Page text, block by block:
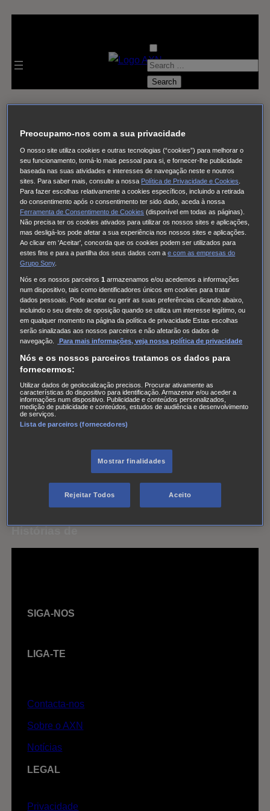
S
c
f
o
r
:
Selecciona
July 2026June 2026April
2026March 2026February 2026January
2026November 2025October 2025September
2025
August 2025 July 2025June 2025 May
2025April 2025March 2025February 2025January
2025November 2024September 2024July 2024
2024April 2024March 2024February 2024January
2023August 2023July 2023June 2023 May
2023April 2023March 2023February 2023January
2023December 2022November 2022October
2022
September 2022August 2022July 2022June
2022 May 2022April 2022March 2022February
2022January 2022
2021October 2021September 2021July 2021
2021May 2021April 2021March 2021February
2021
January 2021 December 2020
April 2017March 2017February 2017
2016September 2016August 2016July 2016
May 2016
Histórias de
SIGA-NOS
LIGA-TE
Contacta-nos
Sobre o AXN
Notícias
LEGAL
Privacidade
Preocupamo-nos com a sua privacidade
O nosso site utiliza cookies e outras tecnologias (“cookies”) para melhorar o
seu funcionamento, torná-lo mais pessoal para si, e fornecer-lhe publicidade
baseada nas suas atividades e interesses de navegação neste e noutros
sites. Para saber mais, consulte a nossa Política de Privacidade e Cookies
Para fazer escolhas relativamente a cookies específicos, incluindo a retirada
do consentimento após o consentimento ter sido dado, aceda à nossa
Ferramenta de Consentimento de Cookies (disponível em todas as páginas).
Não precisa ter os cookies ativados para utilizar os nossos sites e aplicações,
mas desligá-los pode afetar a sua experiência nos nossos sites e aplicações.
Ao clicar em 'Aceitar', concorda que os cookies podem ser utilizados para
estes fins e para a partilha dos seus dados com ae comas empresas do
Grupo Sony.
Nós e os nossos parceiros1 armazenamos e/ou acedemos a informações
num dispositivo, tais como identificadores únicos em cookies para tratar
dados pessoais. Pode aceitar ou gerir as suas preferências clicando abaixo,
incluindo o seu direito de oposição quando se utiliza um interesse legítimo, ou
em qualquer momento na página da política de privacidade Estas escolhas
serão sinalizadas aos nossos parceiros e não afetarão os dados de
navegação.
Para mais informações, veja nossa política de privacidade
Nós e os nossos parceiros tratamos os dados para
fornecermos:
Utilizar dados de geolocalização precisos. Procurar ativamente as
características do dispositivo para identificação. Armazenar e/ou aceder a
informações num dispositivo. Publicidade e conteúdos personalizados,
medição de publicidade e conteúdos, estudos de audiência e desenvolvimento
de serviços.
Lista de parceiros (fornecedores)
Mostrar finalidades
Rejeitar Todos Aceito